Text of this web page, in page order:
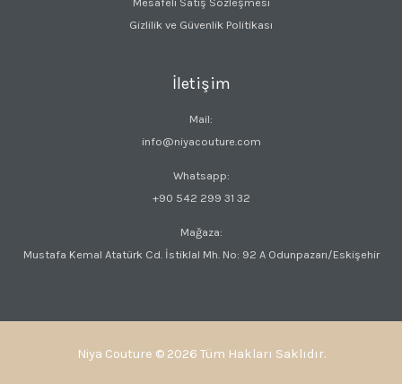
Gizlilik ve Güvenlik Politikası
İletişim
Mail:
info@niyacouture.com
Whatsapp:
+90 542 299 31 32
Mağaza:
Mustafa Kemal Atatürk Cd. İstiklal Mh. No: 92 A Odunpazarı/Eskişehir
Niya Couture © 2026 Tüm Hakları Saklıdır.